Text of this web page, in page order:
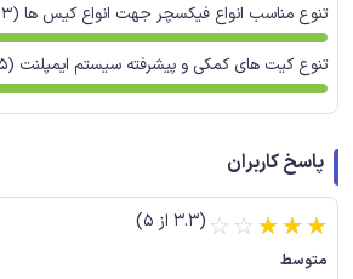
تنوع مناسب انواع فیکسچر جهت انواع کیس ها (4.3 از 5)
تنوع کیت های کمکی و پیشرفته سیستم ایمپلنت (3.5 از 5)
پاسخ کاربران
(3.3 از 5) ☆ ☆☆☆☆
متوسط